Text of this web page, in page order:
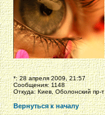
*: 28 апреля 2009, 21:57
Сообщения: 1148
Откуда: Киев, Оболонский пр-т
Вернуться к началу